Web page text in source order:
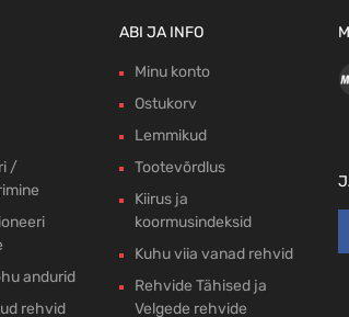
/
andurid
rehvid
ABI JA INFO
Minu konto
Ostukorv
Lemmikud
Tootevõrdlus
Kiirus ja
koormusindeksid
Kuhu viia vanad rehvid
Rehvide Tähised ja
Velgede rehvide